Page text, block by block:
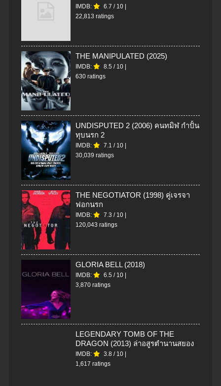
IMDB: 6.7 / 10
22,813 ratings
THE MANIPULATED (2025)
IMDB: 8.5 / 10
630 ratings
UNDISPUTED 2 (2006) คนทมิฬ กำปั้น
ทุบนรก 2
IMDB: 7.1 / 10
30,039 ratings
THE NEGOTIATOR (1998) คู่เจรจา
ฟอกนรก
IMDB: 7.3 / 10
120,043 ratings
GLORIA BELL (2018)
IMDB: 6.5 / 10
3,870 ratings
LEGENDARY TOMB OF THE
DRAGON (2013) ล่าอสูรตำนานสยอง
IMDB: 3.8 / 10
1,617 ratings